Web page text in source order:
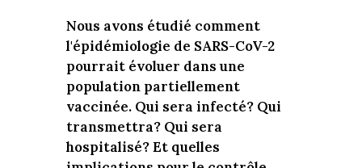
Nous avons étudié comment
l'épidémiologie de SARS-CoV-2
pourrait évoluer dans une
population partiellement
vaccinée. Qui sera infecté? Qui
transmettra? Qui sera
hospitalisé? Et quelles